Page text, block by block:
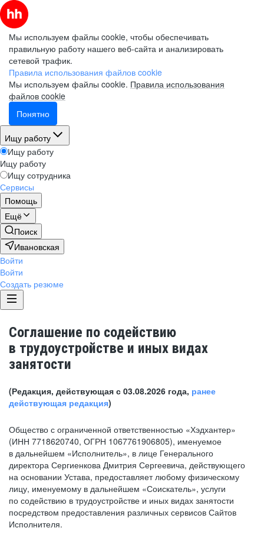
Мы используем файлы cookie, чтобы обеспечивать
правильную работу нашего веб-сайта и анализировать
сетевой трафик.
Правила использования файлов cookie
Мы используем файлы cookie. Правила использования
файлов cookie
Понятно
Ищу работу
Ищу работу
Ищу работу
Ищу сотрудника
Сервисы
Помощь
Ещё
Поиск
Ивановская
Войти
Войти
Создать резюме
Соглашение по содействию
в трудоустройстве и иных видах
занятости
(Редакция, действующая с 03.08.2026 года, ранее
действующая редакция)
Общество с ограниченной ответственностью «Хэдхантер»
(ИНН 7718620740, ОГРН 1067761906805), именуемое
в дальнейшем «Исполнитель», в лице Генерального
директора Сергиенкова Дмитрия Сергеевича, действующего
на основании Устава, предоставляет любому физическому
лицу, именуемому в дальнейшем «Соискатель», услуги
по содействию в трудоустройстве и иных видах занятости
посредством предоставления различных сервисов Сайтов
Исполнителя.